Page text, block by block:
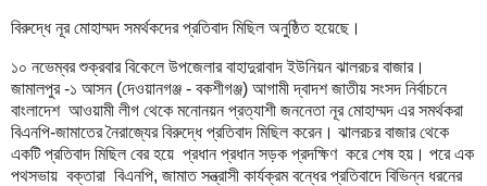
বিরুদ্ধে নূর মোহাম্মদ সমর্থকদের প্রতিবাদ মিছিল অনুষ্ঠিত হয়েছে।
১০ নভেম্বর শুক্রবার বিকেলে উপজেলার বাহাদুরাবাদ ইউনিয়ন ঝালরচর বাজার।
জামালপুর -১ আসন (দেওয়ানগঞ্জ - বকশীগঞ্জ) আগামী দ্বাদশ জাতীয় সংসদ নির্বাচনে
বাংলাদেশ আওয়ামী লীগ থেকে মনোনয়ন প্রত্যাশী জননেতা নূর মোহাম্মদ এর সমর্থকরা
বিএনপি-জামাতের নৈরাজ্যের বিরুদ্ধে প্রতিবাদ মিছিল করেন। ঝালরচর বাজার থেকে
একটি প্রতিবাদ মিছিল বের হয়ে প্রধান প্রধান সড়ক প্রদক্ষিণ করে শেষ হয়। পরে এক
পথসভায় বক্তারা বিএনপি, জামাত সন্ত্রাসী কার্যক্রম বন্ধের প্রতিবাদে বিভিন্ন ধরনের